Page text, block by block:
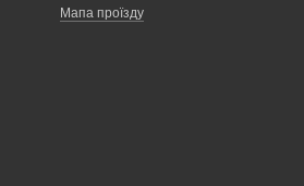
Мапа проїзду